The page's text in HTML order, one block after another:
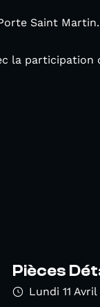
Saint Martin.
la participation
Pièces
Lundi 11 Avril